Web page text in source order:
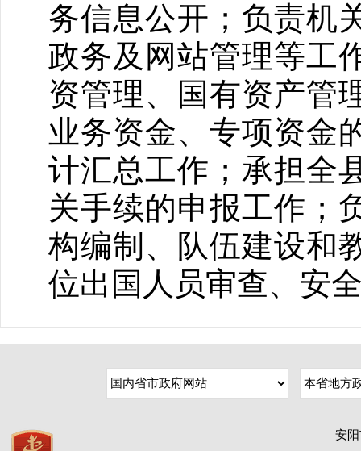
务信息公开；负责机
政务及网站管理等工
资管理、国有资产管
业务资金、专项资金
计汇总工作；承担全
关手续的申报工作；
构编制、队伍建设和
位出国人员审查、安
安